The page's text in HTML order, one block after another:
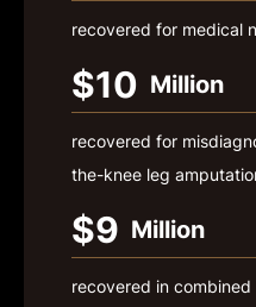
recovered for medical
$10 Million
recovered for
the-knee leg
$9 Million
recovered in